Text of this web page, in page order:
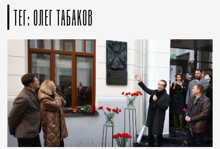
ТЕГ: ОЛЕГ ТАБАКОВ